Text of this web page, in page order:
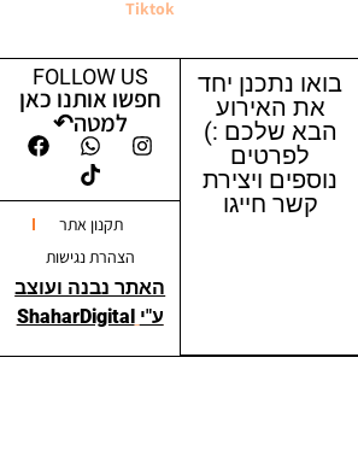
נתכנן יחד
האירוע
שלכם :)
לפרטים
ויצירת
חייגו
FOLLOW US
חפשו אותנו כאן
למטה↶
הצהרת נגישות
האתר נבנה ועוצב
ShaharDigital